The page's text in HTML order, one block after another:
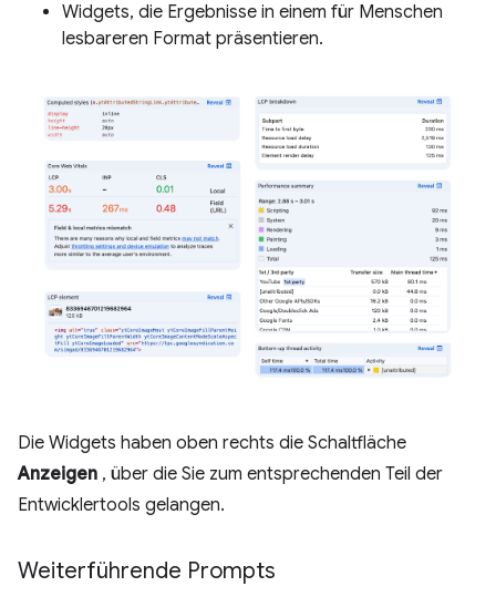
Widgets, die Ergebnisse in einem für Menschen
lesbareren Format präsentieren.
Die Widgets haben oben rechts die Schaltfläche
Anzeigen , über die Sie zum entsprechenden Teil der
Entwicklertools gelangen.
Weiterführende Prompts